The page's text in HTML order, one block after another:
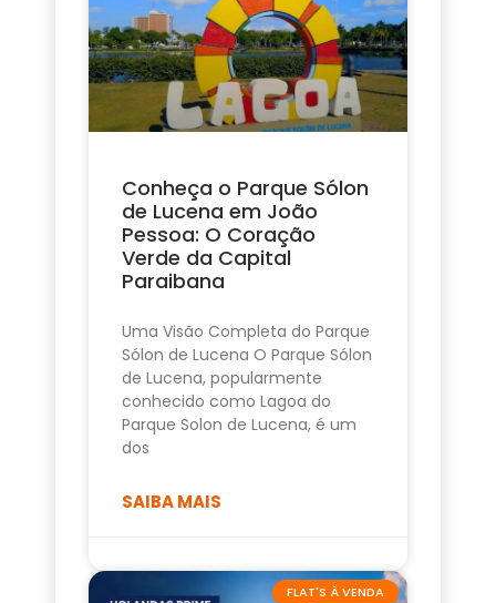
Conheça o Parque Sólon
de Lucena em João
Pessoa: O Coração
Verde da Capital
Paraibana
Uma Visão Completa do Parque
Sólon de Lucena O Parque Sólon
de Lucena, popularmente
conhecido como Lagoa do
Parque Solon de Lucena, é um
dos
SAIBA MAIS
FLAT'S À VENDA